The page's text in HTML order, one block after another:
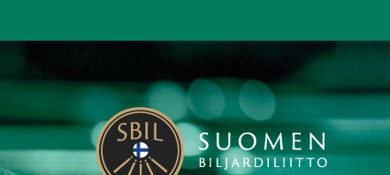
sivun
Suomen Biljardiliitto ry